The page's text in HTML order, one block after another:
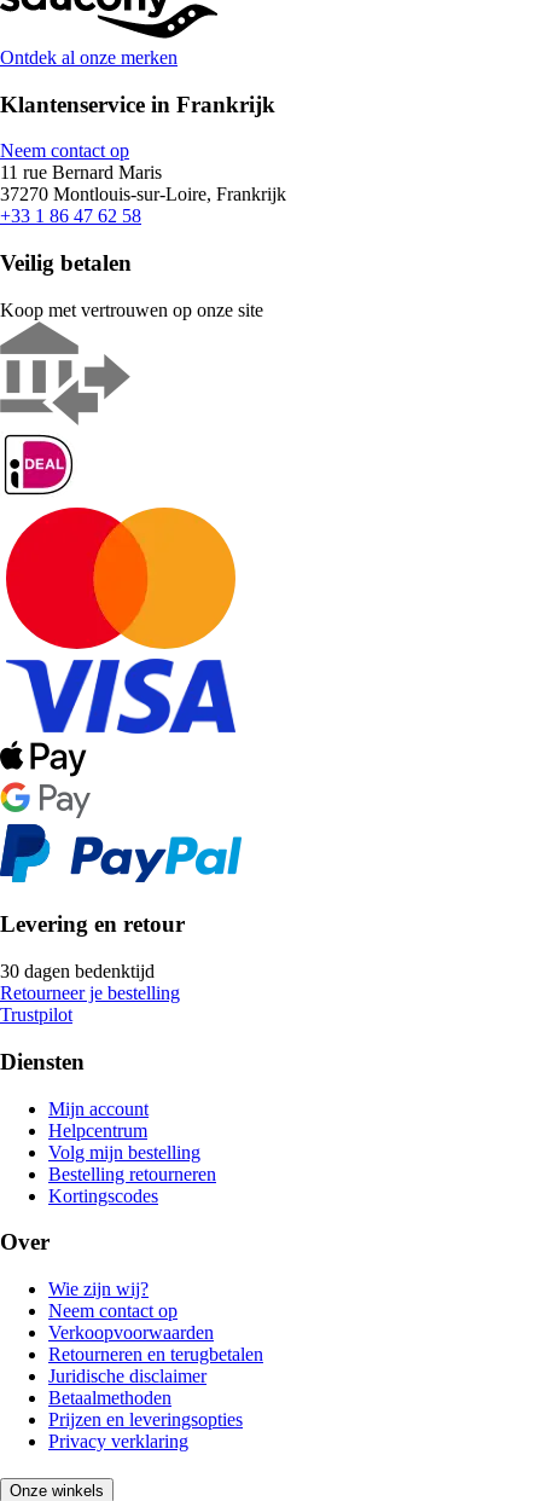
Ontdek al onze merken
Klantenservice in Frankrijk
Neem contact op
11 rue Bernard Maris
37270 Montlouis-sur-Loire, Frankrijk
+33 1 86 47 62 58
Veilig betalen
Koop met vertrouwen op onze site
Levering en retour
30 dagen bedenktijd
Retourneer je bestelling
Trustpilot
Diensten
Mijn account
Helpcentrum
Volg mijn bestelling
Bestelling retourneren
Kortingscodes
Over
Wie zijn wij?
Neem contact op
Verkoopvoorwaarden
Retourneren en terugbetalen
Juridische disclaimer
Betaalmethoden
Prijzen en leveringsopties
Privacy verklaring
Onze winkels